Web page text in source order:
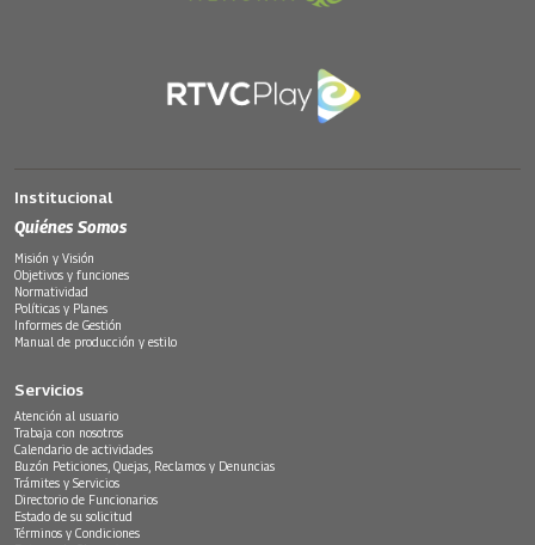
Institucional
Quiénes Somos
Misión y Visión
Objetivos y funciones
Normatividad
Políticas y Planes
Informes de Gestión
Manual de producción y estilo
Servicios
Atención al usuario
Trabaja con nosotros
Calendario de actividades
Buzón Peticiones, Quejas, Reclamos y Denuncias
Trámites y Servicios
Directorio de Funcionarios
Estado de su solicitud
Términos y Condiciones